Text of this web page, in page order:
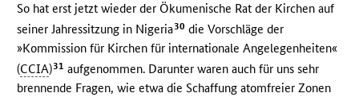
So hat erst jetzt wieder der Ökumenische Rat der Kirchen auf
seiner Jahressitzung in Nigeria30 die Vorschläge der
»Kommission für Kirchen für internationale Angelegenheiten«
(CCIA)31 aufgenommen. Darunter waren auch für uns sehr
brennende Fragen, wie etwa die Schaffung atomfreier Zonen